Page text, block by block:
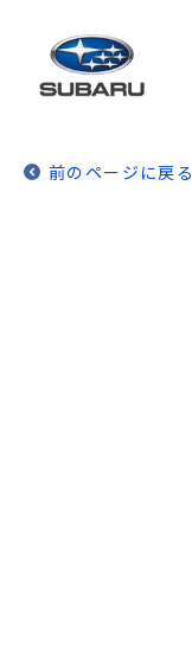
前のページに戻る